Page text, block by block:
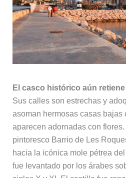
El casco histórico aún
Sus calles son estrechas y
asoman hermosas casas bajas
aparecen adornadas con flores.
pintoresco Barrio de Les
hacia la icónica mole pétrea del
fue levantado por los árabes